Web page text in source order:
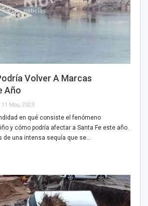
Volver A Marcas
Año
11 May, 2023
en qué consiste el fenómeno
y cómo podría afectar a Santa Fe este año.
de una intensa sequía que se…